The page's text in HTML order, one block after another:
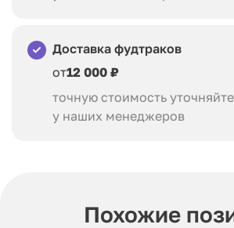
Доставка фудтраков
от12 000 ₽
точную стоимость
у наших менеджеров
Похожие